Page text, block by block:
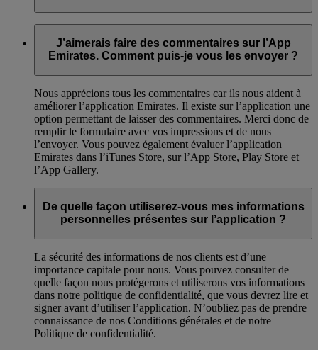
l’application Emirates sont reflétées sur emirates.com lorsque
vous y accédez depuis le navigateur de votre téléphone
J’aimerais faire des commentaires sur l’App
Emirates. Comment puis-je vous les envoyer ?
Nous apprécions tous les commentaires car ils nous aident à
améliorer l’application Emirates. Il existe sur l’application une
option permettant de laisser des commentaires. Merci donc de
remplir le formulaire avec vos impressions et de nous
l’envoyer. Vous pouvez également évaluer l’application
Emirates dans l’iTunes Store, sur l’App Store, Play Store et
l’App Gallery.
De quelle façon utiliserez-vous mes informations
personnelles présentes sur l’application ?
La sécurité des informations de nos clients est d’une
importance capitale pour nous. Vous pouvez consulter de
quelle façon nous protégerons et utiliserons vos informations
dans notre politique de confidentialité, que vous devrez lire et
signer avant d’utiliser l’application. N’oubliez pas de prendre
connaissance de nos Conditions générales et de notre
Politique de confidentialité.